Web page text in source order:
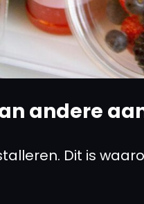
andere
Dit is